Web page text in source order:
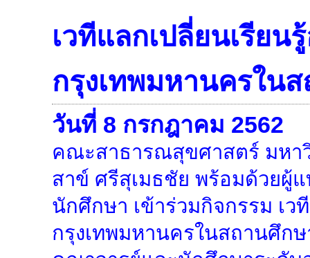
เวทีแลกเปลี่ยนเรียน
กรุงเทพมหานครใน
วันที่ 8 กรกฎาคม 2562
คณะสาธารณสุขศาสตร์ มหา
สาข์ ศรีสุเมธชัย พร้อมด้วยผู้
นักศึกษา เข้าร่วมกิจกรรม เว
กรุงเทพมหานครในสถานศึก